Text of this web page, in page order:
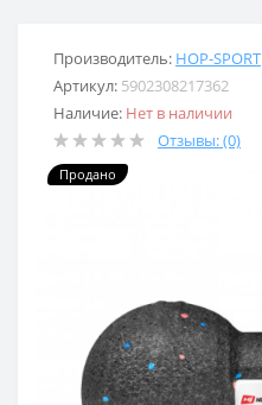
Производитель: HOP-SPORT
Артикул: 5902308217362
Наличие: Нет в наличии
Отзывы: (0)
Продано